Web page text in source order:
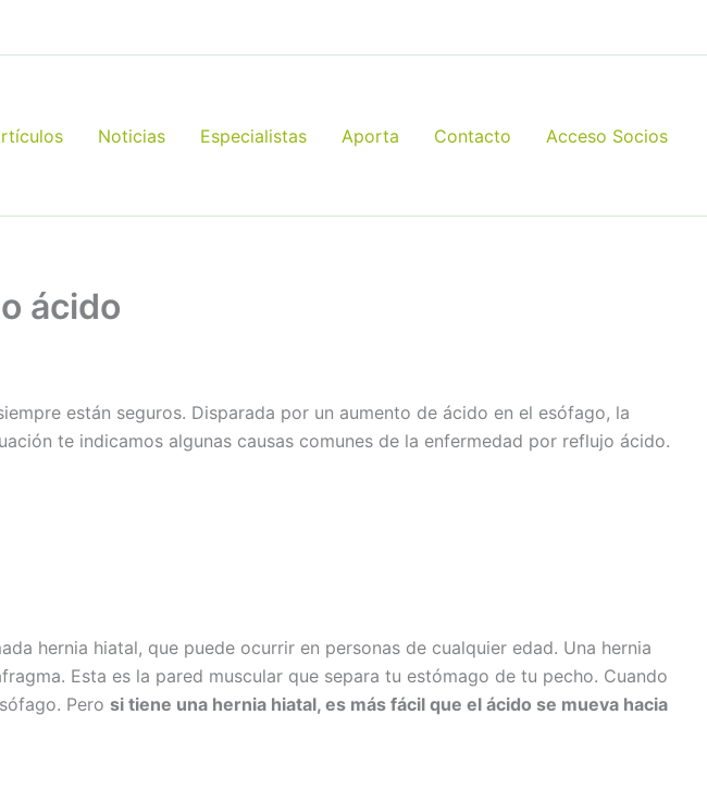
Noticias Especialistas Aporta Contacto Acceso Socios
ácido
están seguros. Disparada por un aumento de ácido en el esófago, la
te indicamos algunas causas comunes de la enfermedad por reflujo ácido.
hernia hiatal, que puede ocurrir en personas de cualquier edad. Una hernia
Esta es la pared muscular que separa tu estómago de tu pecho. Cuando
Pero si tiene una hernia hiatal, es más fácil que el ácido se mueva hacia